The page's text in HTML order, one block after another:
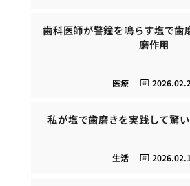
歯科医師が警鐘を鳴らす塩で歯
磨作用
医療
私が塩で歯磨きを実践して驚
生活